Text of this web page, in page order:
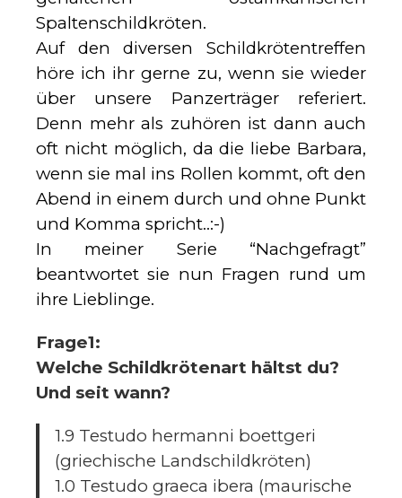
Spaltenschildkröten.
Auf den diversen Schildkrötentreffen
höre ich ihr gerne zu, wenn sie wieder
über unsere Panzerträger referiert.
Denn mehr als zuhören ist dann auch
oft nicht möglich, da die liebe Barbara,
wenn sie mal ins Rollen kommt, oft den
Abend in einem durch und ohne Punkt
und Komma spricht..:-)
In meiner Serie “Nachgefragt”
beantwortet sie nun Fragen rund um
ihre Lieblinge.
Frage1:
Welche Schildkrötenart hältst du?
Und seit wann?
1.9 Testudo hermanni boettgeri
(griechische Landschildkröten)
1.0 Testudo graeca ibera (maurische